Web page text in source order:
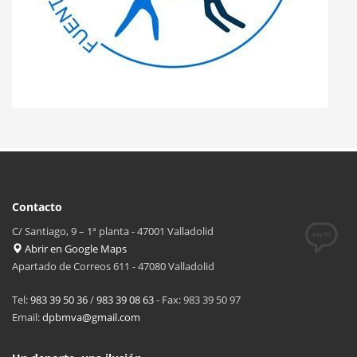
Contacto
C/ Santiago, 9 – 1ª planta - 47001 Valladolid
Abrir en Google Maps
Apartado de Correos 611 - 47080 Valladolid
Tel:983 39 50 36/983 39 08 63- Fax: 983 39 50 97
Email:dpbmva@gmail.com